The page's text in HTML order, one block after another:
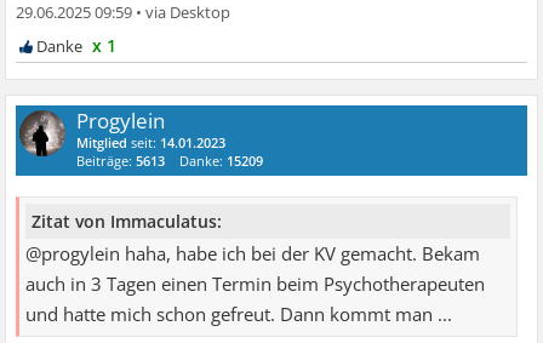
29.06.2025 09:59 •
x 1
Progylein
Mitglied seit: 14.01.2023
Beiträge:5613 Danke: 15209
Zitat von Immaculatus:
@progylein haha, habe ich bei der KV gemacht. Bekam
auch in 3 Tagen einen Termin beim Psychotherapeuten
und hatte mich schon gefreut. Dann kommt man ...